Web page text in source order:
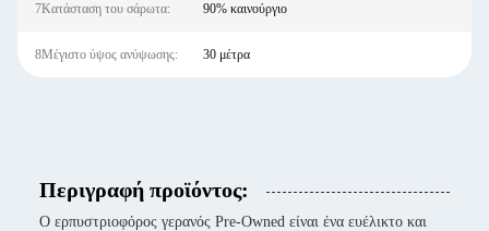
7Κατάσταση του σάρωτα: 90% καινούργιο
8Μέγιστο ύψος ανύψωσης: 30 μέτρα
Περιγραφή προϊόντος:
Ο ερπυστριοφόρος γερανός Pre-Owned είναι ένα ευέλικτο και